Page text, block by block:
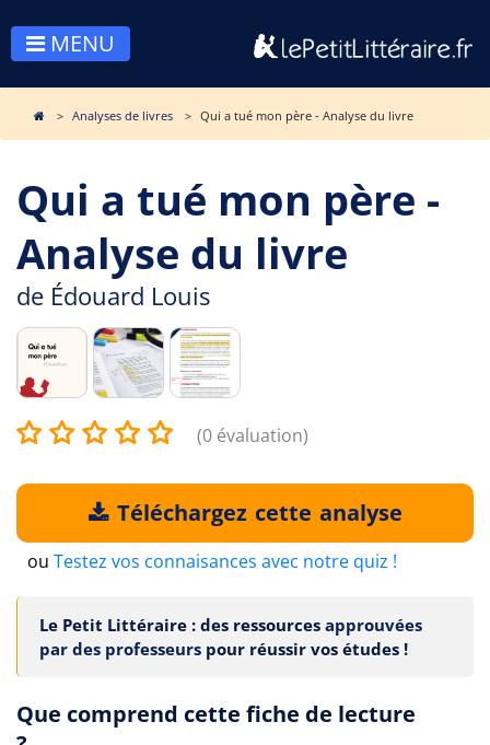
MENU
Analyses de livres Qui a tué mon père - Analyse du livre
Qui a tué mon père -
Analyse du livre
de Édouard Louis
(0 évaluation)
Téléchargez cette analyse
ou Testez vos connaisances avec notre quiz !
Le Petit Littéraire : des ressources approuvées
par des professeurs pour réussir vos études !
Que comprend cette fiche de lecture